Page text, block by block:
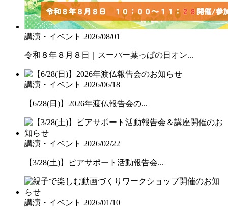
講演・イベント 2026/08/01
令和８年８月８日｜スーパー葉っぱの日オン...
講演・イベント 2026/06/18
【6/28(日)】2026年渡仏報告会の...
講演・イベント 2026/02/22
【3/28(土)】ピアサポート活動報告会...
講演・イベント 2026/01/10